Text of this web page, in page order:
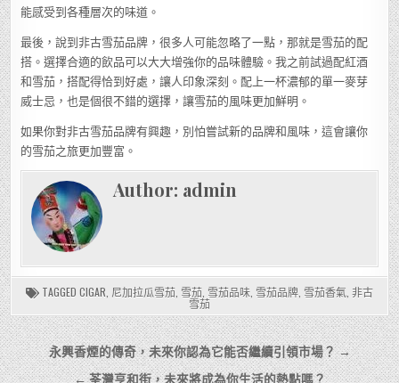
能感受到各種層次的味道。
最後，說到非古雪茄品牌，很多人可能忽略了一點，那就是雪茄的配
搭。選擇合適的飲品可以大大增強你的品味體驗。我之前試過配紅酒
和雪茄，搭配得恰到好處，讓人印象深刻。配上一杯濃郁的單一麥芽
威士忌，也是個很不錯的選擇，讓雪茄的風味更加鮮明。
如果你對非古雪茄品牌有興趣，別怕嘗試新的品牌和風味，這會讓你
的雪茄之旅更加豐富。
Author: admin
TAGGED CIGAR 尼加拉瓜雪茄 雪茄 雪茄品味 雪茄品牌 雪茄香氣 非古
雪茄
文 永興香煙的傳奇，未來你認為它能否繼續引領市場？ →
← 荃灣亨和街，未來將成為你生活的熱點嗎？